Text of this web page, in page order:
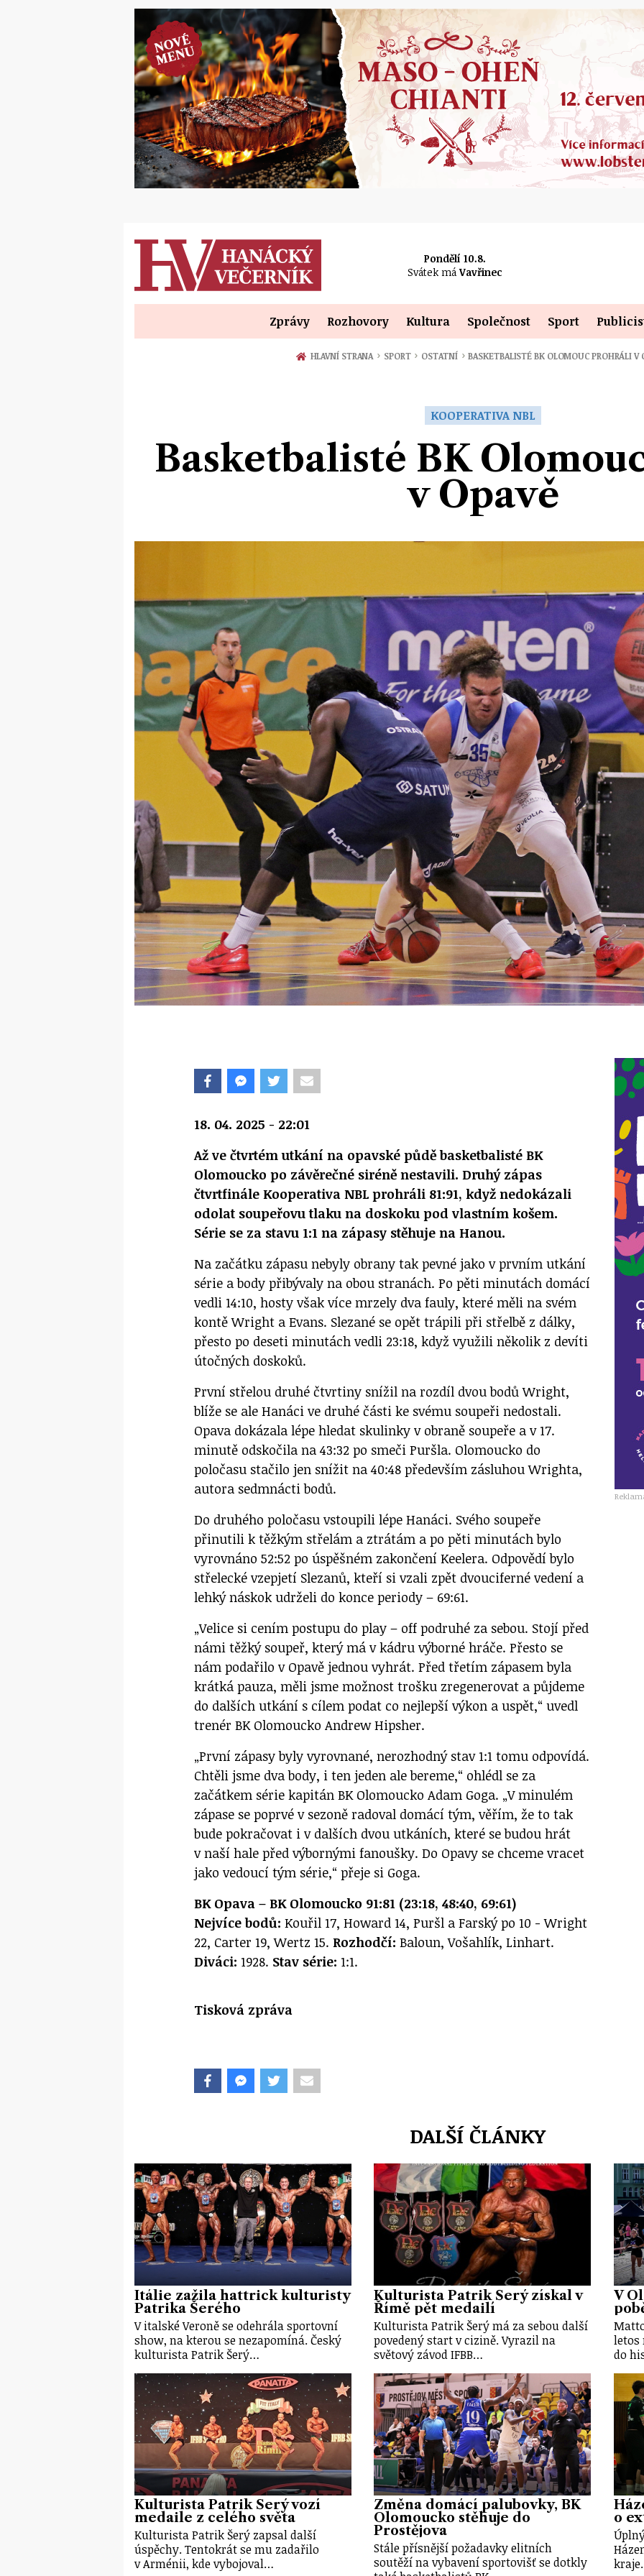
Pondělí 10.8.
Svátek má Vavřinec
Zprávy Rozhovory Kultura Společnost Sport
HLAVNÍ STRANA › SPORT › OSTATNÍ › BASKETBALISTÉ BK OLOMOUC PROHRÁLI V
KOOPERATIVA NBL
Basketbalisté BK
v Opavě
18. 04. 2025 - 22:01
Až ve čtvrtém utkání na opavské půdě basketbalisté BK
Olomoucko po závěrečné siréně nestavili. Druhý zápas
čtvrtfinále Kooperativa NBL prohráli 81:91, když nedokázali
odolat soupeřovu tlaku na doskoku pod vlastním košem.
Série se za stavu 1:1 na zápasy stěhuje na Hanou.
Na začátku zápasu nebyly obrany tak pevné jako v prvním utkání
série a body přibývaly na obou stranách. Po pěti minutách domácí
vedli 14:10, hosty však více mrzely dva fauly, které měli na svém
kontě Wright a Evans. Slezané se opět trápili při střelbě z dálky,
přesto po deseti minutách vedli 23:18, když využili několik z devíti
útočných doskoků.
První střelou druhé čtvrtiny snížil na rozdíl dvou bodů Wright,
blíže se ale Hanáci ve druhé části ke svému soupeři nedostali.
Opava dokázala lépe hledat skulinky v obraně soupeře a v 17.
minutě odskočila na 43:32 po smeči Puršla. Olomoucko do
poločasu stačilo jen snížit na 40:48 především zásluhou Wrighta,
autora sedmnácti bodů.
Do druhého poločasu vstoupili lépe Hanáci. Svého soupeře
přinutili k těžkým střelám a ztrátám a po pěti minutách bylo
vyrovnáno 52:52 po úspěšném zakončení Keelera. Odpovědí bylo
střelecké vzepjetí Slezanů, kteří si vzali zpět dvouciferné vedení a
lehký náskok udrželi do konce periody – 69:61.
„Velice si cením postupu do play – off podruhé za sebou. Stojí před
námi těžký soupeř, který má v kádru výborné hráče. Přesto se
nám podařilo v Opavě jednou vyhrát. Před třetím zápasem byla
krátká pauza, měli jsme možnost trošku zregenerovat a půjdeme
do dalších utkání s cílem podat co nejlepší výkon a uspět,“ uvedl
trenér BK Olomoucko Andrew Hipsher.
„První zápasy byly vyrovnané, nerozhodný stav 1:1 tomu odpovídá.
Chtěli jsme dva body, i ten jeden ale bereme,“ ohlédl se za
začátkem série kapitán BK Olomoucko Adam Goga. „V minulém
zápase se poprvé v sezoně radoval domácí tým, věřím, že to tak
bude pokračovat i v dalších dvou utkáních, které se budou hrát
v naší hale před výbornými fanoušky. Do Opavy se chceme vracet
jako vedoucí tým série,“ přeje si Goga.
BK Opava – BK Olomoucko 91:81 (23:18, 48:40, 69:61)
Nejvíce bodů: Kouřil 17, Howard 14, Puršl a Farský po 10 - Wright
22, Carter 19, Wertz 15.Rozhodčí: Baloun, Vošahlík, Linhart.
Diváci: 1928. Stav série: 1:1.
Tisková zpráva
DALŠÍ ČLÁNKY
Itálie zažila hattrick kulturisty
Patrika Šerého
V italské Veroně se odehrála sportovní
show, na kterou se nezapomíná. Český
kulturista Patrik Šerý…
Kulturista Patrik Šerý získal v
Římě pět medailí
Kulturista Patrik Šerý má za sebou další
povedený start v cizině. Vyrazil na
světový závod IFBB…
V
letos
do
Kulturista Patrik Šerý vozí
medaile z celého světa
Kulturista Patrik Šerý zapsal další
úspěchy. Tentokrát se mu zadařilo
v Arménii, kde vybojoval…
Změna domácí palubovky, BK
Olomoucko stěhuje do
Prostějova
Stále přísnější požadavky elitních
soutěží na vybavení sportovišť se dotkly
o